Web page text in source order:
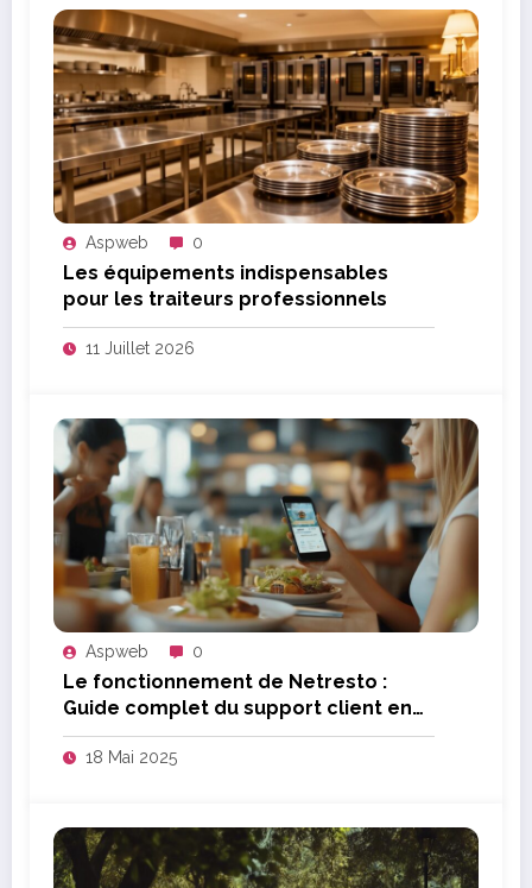
Aspweb 0
Les équipements indispensables
pour les traiteurs professionnels
11 Juillet 2026
Aspweb 0
Le fonctionnement de Netresto :
Guide complet du support client en
restauration
18 Mai 2025